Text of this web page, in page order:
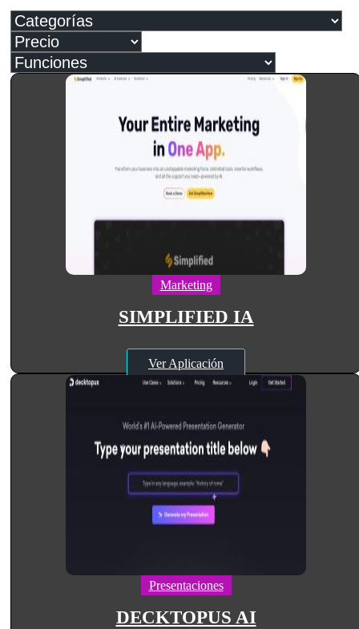
Marketing
SIMPLIFIED IA
Ver Aplicación
Presentaciones
DECKTOPUS AI